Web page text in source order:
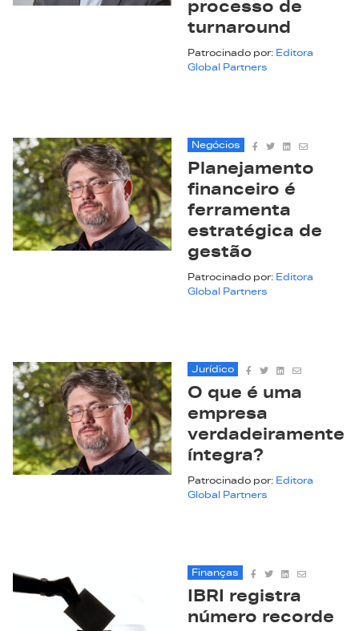
processo de
turnaround
Patrocinado por: Editora
Global Partners
Negócios
Planejamento
financeiro é
ferramenta
estratégica de
gestão
Patrocinado por: Editora
Global Partners
Jurídico
O que é uma
empresa
verdadeiramente
íntegra?
Patrocinado por: Editora
Global Partners
Finanças
IBRI registra
número recorde